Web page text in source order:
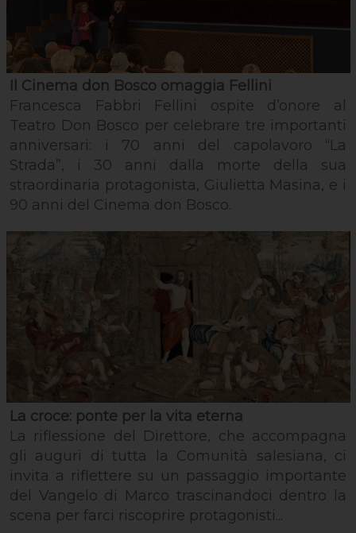
Il Cinema don Bosco omaggia Fellini
Francesca Fabbri Fellini ospite d’onore al
Teatro Don Bosco per celebrare tre importanti
anniversari: i 70 anni del capolavoro “La
Strada”, i 30 anni dalla morte della sua
straordinaria protagonista, Giulietta Masina, e i
90 anni del Cinema don Bosco.
La croce: ponte per la vita eterna
La riflessione del Direttore, che accompagna
gli auguri di tutta la Comunità salesiana, ci
invita a riflettere su un passaggio importante
del Vangelo di Marco trascinandoci dentro la
scena per farci riscoprire protagonisti...